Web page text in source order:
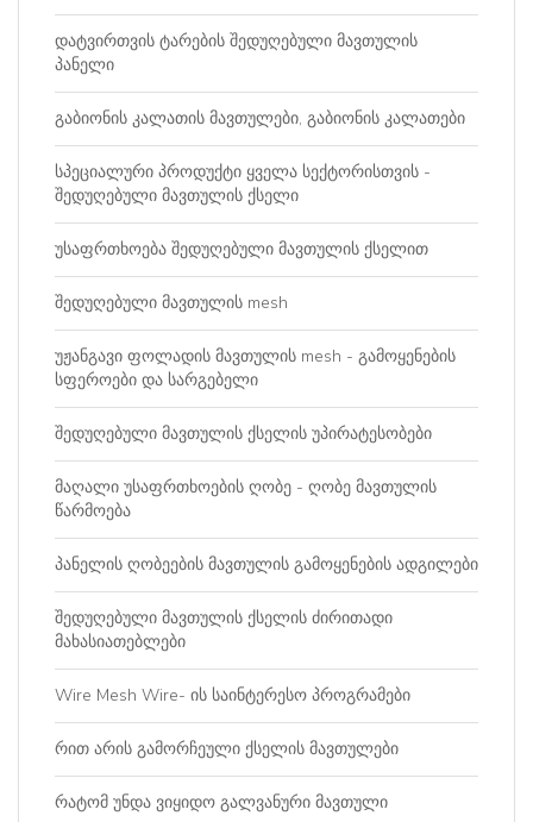
დატვირთვის ტარების შედუღებული მავთულის
პანელი
გაბიონის კალათის მავთულები, გაბიონის კალათები
სპეციალური პროდუქტი ყველა სექტორისთვის -
შედუღებული მავთულის ქსელი
უსაფრთხოება შედუღებული მავთულის ქსელით
შედუღებული მავთულის mesh
უჟანგავი ფოლადის მავთულის mesh - გამოყენების
სფეროები და სარგებელი
შედუღებული მავთულის ქსელის უპირატესობები
მაღალი უსაფრთხოების ღობე - ღობე მავთულის
წარმოება
პანელის ღობეების მავთულის გამოყენების ადგილები
შედუღებული მავთულის ქსელის ძირითადი
მახასიათებლები
Wire Mesh Wire- ის საინტერესო პროგრამები
რით არის გამორჩეული ქსელის მავთულები
რატომ უნდა ვიყიდო გალვანური მავთული